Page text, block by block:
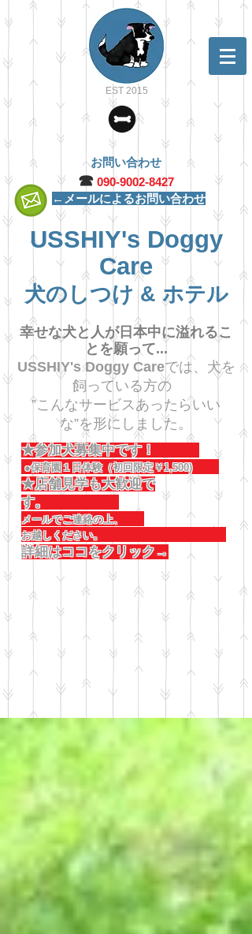
EST 2015
お問い合わせ
☎︎ 090-9002-8427
←メールによるお問い合わせ
USSHIY's Doggy
Care
犬のしつけ & ホテル
幸せな犬と人が日本中に溢れるこ
とを願って...
USSHIY's Doggy Careでは、犬を
飼っている方の
”こんなサービスあったらいい
な”を形にしました。
★参加犬募集中です！
●保育園１日体験（初回限定￥1,500)
★店舗見学も大歓迎で
す。
メールでご連絡の上、
お越しください。
詳細はココをクリック→